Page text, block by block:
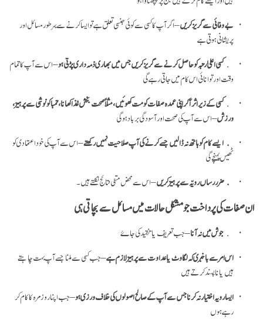
بے وفائی سے گریز کریں– اگر آپ کا کسی سے کوئی جنسی تعلق ہے تو ایسا کرنے سے بہر طور مسائل اور
پریشانی ہوتی ہے
کسی اعلیٰ رتبہ کو حاصل کرنے سے گریز کریں جس میں بھاری ذمہ داری پڑتی ہو– اس سے آپ کا تمام
وقت اور توانائی اس کام میں جاتی رہے گی
کسی کے زیر اثر آ کر اپنی عمدہ صفات کو مت کھوئیں، مثلاً صحت بخش غذا کھانا، تمباکو نوشی سے پرہیز،
ورزش– اس سے آپ کی صحت اور آسودگی برباد ہو گی
ایسے کام کو ہاتھ نہ ڈالیں جسے کرنے کی آپ صلاحیت نہیں رکھتے– اس سے آپ کی خود اعتمادی کو
ٹھیس پہنچے گی
ضرر رساں رویّہ سے پرہیز کریں– اس سے محض منفی نتائج نکلتے ہیں۔
ان صفات کی پرداخت جو مشکل حالات میں مسائل سے بچاتی ہی
جوش میں نہ آنا– جب تعریف یا تنقید کی جاۓ
اس امر سے با خبری کہ لگاوٹ یا عداوت سے پرہیز لازم ہے– جب کسی سے ملنا جسے آپ بہت چاہتے
ہیں یا نا پسند کرتے ہیں
ایسا رویہ اختیار نہ کرنا جس سے آپ کے صالح اصولوں کی خلاف ورزی ہو– جب اپنا روز مرہ کا کام کر
رہے ہوں